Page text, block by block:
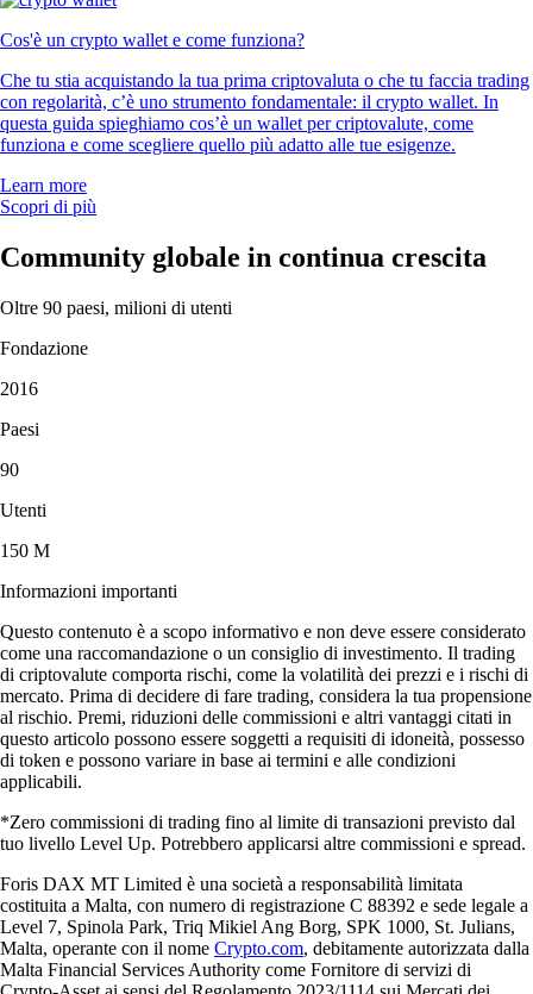
Cos'è un crypto wallet e come funziona?
Che tu stia acquistando la tua prima criptovaluta o che tu faccia trading
con regolarità, c’è uno strumento fondamentale: il crypto wallet. In
questa guida spieghiamo cos’è un wallet per criptovalute, come
funziona e come scegliere quello più adatto alle tue esigenze.
Learn more
Scopri di più
Community globale in continua crescita
Oltre 90 paesi, milioni di utenti
Fondazione
2016
Paesi
90
Utenti
150 M
Informazioni importanti
Questo contenuto è a scopo informativo e non deve essere considerato
come una raccomandazione o un consiglio di investimento. Il trading
di criptovalute comporta rischi, come la volatilità dei prezzi e i rischi di
mercato. Prima di decidere di fare trading, considera la tua propensione
al rischio. Premi, riduzioni delle commissioni e altri vantaggi citati in
questo articolo possono essere soggetti a requisiti di idoneità, possesso
di token e possono variare in base ai termini e alle condizioni
applicabili.
*Zero commissioni di trading fino al limite di transazioni previsto dal
tuo livello Level Up. Potrebbero applicarsi altre commissioni e spread.
Foris DAX MT Limited è una società a responsabilità limitata
costituita a Malta, con numero di registrazione C 88392 e sede legale a
Level 7, Spinola Park, Triq Mikiel Ang Borg, SPK 1000, St. Julians,
Malta, operante con il nome Crypto.com, debitamente autorizzata dalla
Malta Financial Services Authority come Fornitore di servizi di